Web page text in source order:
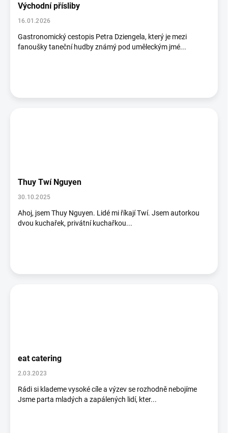
Východní přísliby
16.01.2026
Gastronomický cestopis Petra Dziengela, který je mezi
fanoušky taneční hudby známý pod uměleckým jmé...
Thuy Twí Nguyen
30.10.2025
Ahoj, jsem Thuy Nguyen. Lidé mi říkají Twí. Jsem autorkou
dvou kuchařek, privátní kuchařkou...
eat catering
2.03.2023
Rádi si klademe vysoké cíle a výzev se rozhodně nebojíme
Jsme parta mladých a zapálených lidí, kter...